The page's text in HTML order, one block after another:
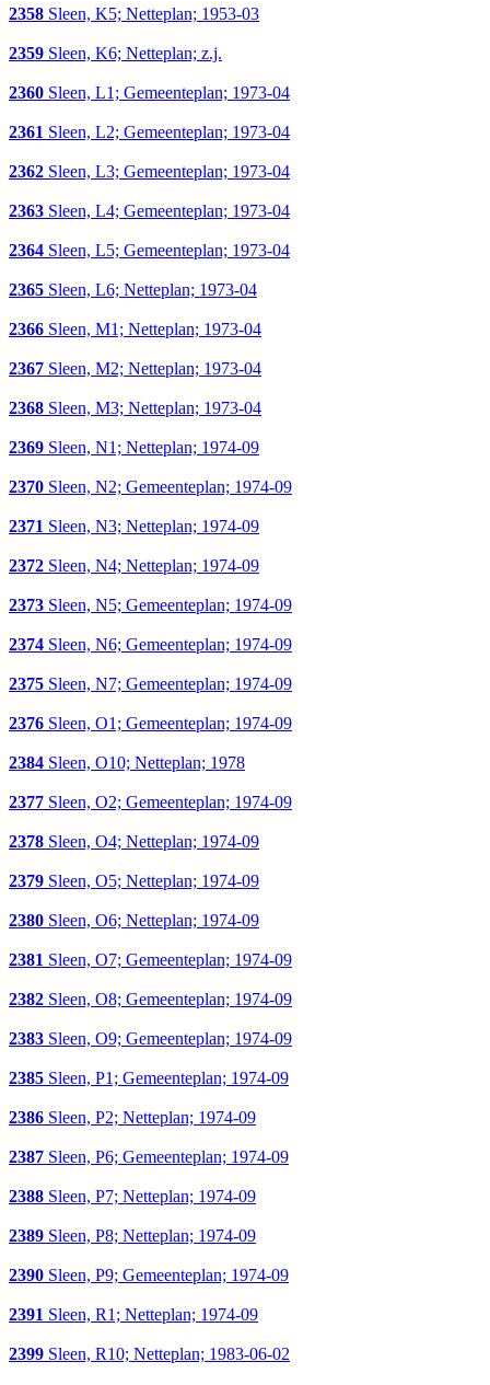
2358 Sleen, K5; Netteplan; 1953-03
2359 Sleen, K6; Netteplan; z.j.
2360 Sleen, L1; Gemeenteplan; 1973-04
2361 Sleen, L2; Gemeenteplan; 1973-04
2362 Sleen, L3; Gemeenteplan; 1973-04
2363 Sleen, L4; Gemeenteplan; 1973-04
2364 Sleen, L5; Gemeenteplan; 1973-04
2365 Sleen, L6; Netteplan; 1973-04
2366 Sleen, M1; Netteplan; 1973-04
2367 Sleen, M2; Netteplan; 1973-04
2368 Sleen, M3; Netteplan; 1973-04
2369 Sleen, N1; Netteplan; 1974-09
2370 Sleen, N2; Gemeenteplan; 1974-09
2371 Sleen, N3; Netteplan; 1974-09
2372 Sleen, N4; Netteplan; 1974-09
2373 Sleen, N5; Gemeenteplan; 1974-09
2374 Sleen, N6; Gemeenteplan; 1974-09
2375 Sleen, N7; Gemeenteplan; 1974-09
2376 Sleen, O1; Gemeenteplan; 1974-09
2384 Sleen, O10; Netteplan; 1978
2377 Sleen, O2; Gemeenteplan; 1974-09
2378 Sleen, O4; Netteplan; 1974-09
2379 Sleen, O5; Netteplan; 1974-09
2380 Sleen, O6; Netteplan; 1974-09
2381 Sleen, O7; Gemeenteplan; 1974-09
2382 Sleen, O8; Gemeenteplan; 1974-09
2383 Sleen, O9; Gemeenteplan; 1974-09
2385 Sleen, P1; Gemeenteplan; 1974-09
2386 Sleen, P2; Netteplan; 1974-09
2387 Sleen, P6; Gemeenteplan; 1974-09
2388 Sleen, P7; Netteplan; 1974-09
2389 Sleen, P8; Netteplan; 1974-09
2390 Sleen, P9; Gemeenteplan; 1974-09
2391 Sleen, R1; Netteplan; 1974-09
2399 Sleen, R10; Netteplan; 1983-06-02